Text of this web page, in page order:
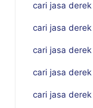
cari jasa
cari jasa
cari jasa
cari jasa
cari jasa